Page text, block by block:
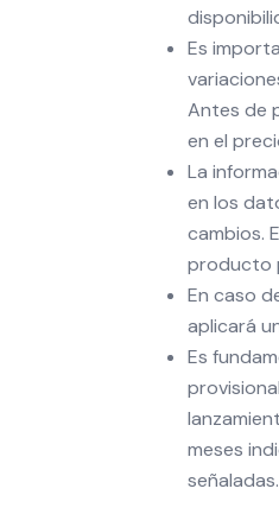
Es
Antes de
en el
La
en los
cambios.
producto
En caso
aplicará
Es
meses
señaladas.